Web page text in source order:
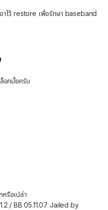
ไว้ restore เพื่อรักษา baseband
อกมั้ยครับ
รือเปล่า
/ BB 05.11.07 Jailed by